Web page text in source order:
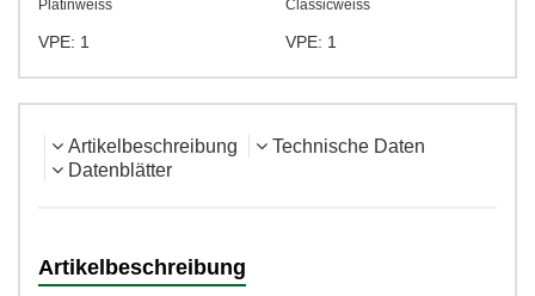
Platinweiss
VPE: 1
Classicweiss
VPE: 1
Artikelbeschreibung
Technische Daten
Datenblätter
Artikelbeschreibung